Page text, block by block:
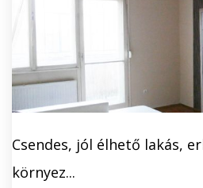
Csendes, jól élhető lakás,
környez...